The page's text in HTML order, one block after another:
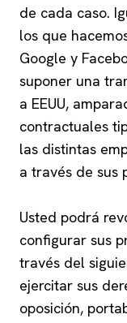
de cada caso.
los que
Google y
suponer una
a EEUU,
contractuales
las distintas
a través de sus
Usted podrá
configurar sus
través del
ejercitar sus
oposición,